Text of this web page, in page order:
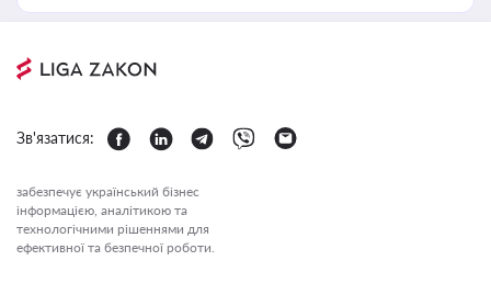
Зв'язатися:
забезпечує український бізнес
інформацією, аналітикою та
технологічними рішеннями для
ефективної та безпечної роботи.